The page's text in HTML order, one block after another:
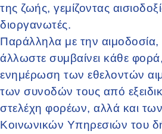
της ζωής, γεμίζοντας
διοργανωτές.
Παράλληλα με την
άλλωστε συμβαίνει κάθε φορά,
ενημέρωση των εθελοντών
των συνοδών τους από
στελέχη φορέων, αλλά και των
Κοινωνικών Υπηρεσιών του